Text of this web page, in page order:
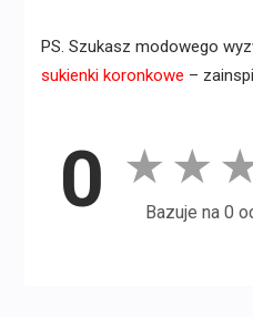
PS. Szukasz modowego
sukienki koronkowe –
0 ★ ★
Bazuje na 0